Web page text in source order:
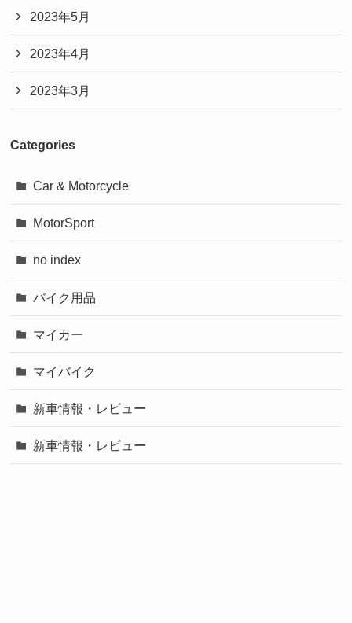
2023年5月
2023年4月
2023年3月
Categories
Car & Motorcycle
MotorSport
no index
バイク用品
マイカー
マイバイク
新車情報・レビュー
新車情報・レビュー